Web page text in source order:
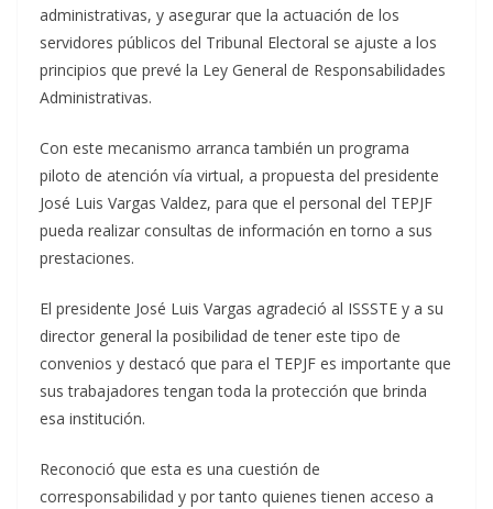
administrativas, y asegurar que la actuación de los
servidores públicos del Tribunal Electoral se ajuste a los
principios que prevé la Ley General de Responsabilidades
Administrativas.
Con este mecanismo arranca también un programa
piloto de atención vía virtual, a propuesta del presidente
José Luis Vargas Valdez, para que el personal del TEPJF
pueda realizar consultas de información en torno a sus
prestaciones.
El presidente José Luis Vargas agradeció al ISSSTE y a su
director general la posibilidad de tener este tipo de
convenios y destacó que para el TEPJF es importante que
sus trabajadores tengan toda la protección que brinda
esa institución.
Reconoció que esta es una cuestión de
corresponsabilidad y por tanto quienes tienen acceso a